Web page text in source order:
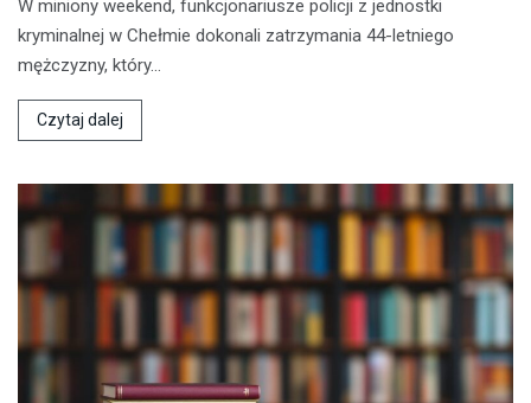
W miniony weekend, funkcjonariusze policji z jednostki
kryminalnej w Chełmie dokonali zatrzymania 44-letniego
mężczyzny, który…
Czytaj dalej